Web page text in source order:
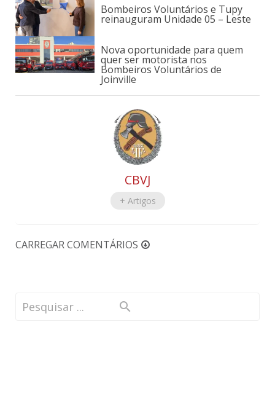
Bombeiros Voluntários e Tupy
reinauguram Unidade 05 – Leste
Nova oportunidade para quem
quer ser motorista nos
Bombeiros Voluntários de
Joinville
CBVJ
+ Artigos
CARREGAR COMENTÁRIOS